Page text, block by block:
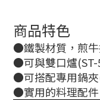
商品特色
●鐵製材質，煎
●可與雙口爐(ST-
●可搭配專用鍋
●實用的料理配